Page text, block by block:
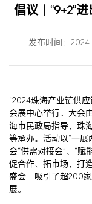
倡议｜“9+2”
发布时间：
“2024珠海产业链供
会展中心举行。大会
海市民政局指导，珠
等承办。活动以“一展
会“供需对接会”、“赋
促合作、拓市场，打
盛会，吸引了超200
展。